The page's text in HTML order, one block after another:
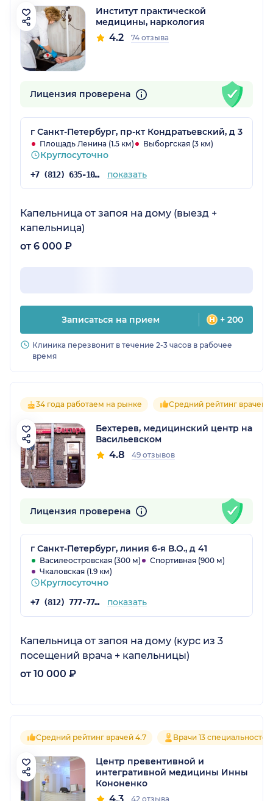
Институт практической
медицины, наркология
4.2 74 отзыва
Лицензия проверена
г Санкт-Петербург, пр-кт Кондратьевский, д 3
Площадь Ленина (1.5 км) Выборгская (3 км)
Круглосуточно
+7 (812) 635-10-72 показать
Капельница от запоя на дому (выезд +
капельница)
от 6 000 ₽
Записаться на прием + 200
Клиника перезвонит в течение 2-3 часов в рабочее
время
34 года работаем на рынке Средний рейтинг врачей
Бехтерев, медицинский центр на
Васильевском
4.8 49 отзывов
Лицензия проверена
г Санкт-Петербург, линия 6-я В.О., д 41
Василеостровская (300 м)
Спортивная (900 м)
Чкаловская (1.9 км)
Круглосуточно
+7 (812) 777-77-05 показать
Капельница от запоя на дому (курс из 3
посещений врача + капельницы)
от 10 000 ₽
Средний рейтинг врачей 4.7 Врачи 13 специальностей
Центр превентивной и
интегративной медицины Инны
Кононенко
4.3 42 отзыва